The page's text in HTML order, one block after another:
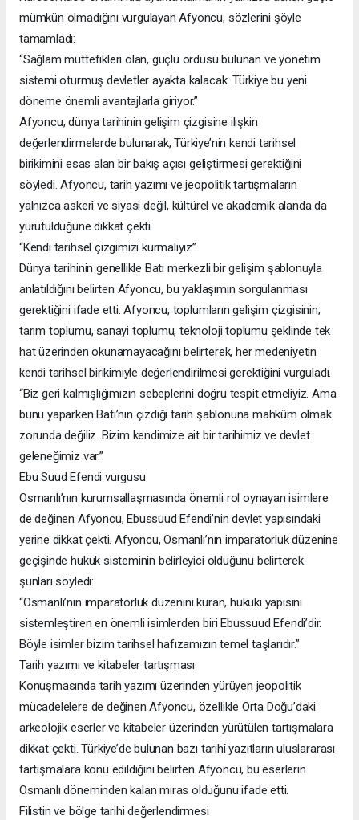
mümkün olmadığını vurgulayan Afyoncu, sözlerini şöyle
tamamladı:
“Sağlam müttefikleri olan, güçlü ordusu bulunan ve yönetim
sistemi oturmuş devletler ayakta kalacak. Türkiye bu yeni
döneme önemli avantajlarla giriyor.”
Afyoncu, dünya tarihinin gelişim çizgisine ilişkin
değerlendirmelerde bulunarak, Türkiye’nin kendi tarihsel
birikimini esas alan bir bakış açısı geliştirmesi gerektiğini
söyledi. Afyoncu, tarih yazımı ve jeopolitik tartışmaların
yalnızca askerî ve siyasi değil, kültürel ve akademik alanda da
yürütüldüğüne dikkat çekti.
“Kendi tarihsel çizgimizi kurmalıyız”
Dünya tarihinin genellikle Batı merkezli bir gelişim şablonuyla
anlatıldığını belirten Afyoncu, bu yaklaşımın sorgulanması
gerektiğini ifade etti. Afyoncu, toplumların gelişim çizgisinin;
tarım toplumu, sanayi toplumu, teknoloji toplumu şeklinde tek
hat üzerinden okunamayacağını belirterek, her medeniyetin
kendi tarihsel birikimiyle değerlendirilmesi gerektiğini vurguladı.
“Biz geri kalmışlığımızın sebeplerini doğru tespit etmeliyiz. Ama
bunu yaparken Batı’nın çizdiği tarih şablonuna mahkûm olmak
zorunda değiliz. Bizim kendimize ait bir tarihimiz ve devlet
geleneğimiz var.”
Ebu Suud Efendi vurgusu
Osmanlı’nın kurumsallaşmasında önemli rol oynayan isimlere
de değinen Afyoncu, Ebussuud Efendi’nin devlet yapısındaki
yerine dikkat çekti. Afyoncu, Osmanlı’nın imparatorluk düzenine
geçişinde hukuk sisteminin belirleyici olduğunu belirterek
şunları söyledi:
“Osmanlı’nın imparatorluk düzenini kuran, hukuki yapısını
sistemleştiren en önemli isimlerden biri Ebussuud Efendi’dir.
Böyle isimler bizim tarihsel hafızamızın temel taşlarıdır.”
Tarih yazımı ve kitabeler tartışması
Konuşmasında tarih yazımı üzerinden yürüyen jeopolitik
mücadelelere de değinen Afyoncu, özellikle Orta Doğu’daki
arkeolojik eserler ve kitabeler üzerinden yürütülen tartışmalara
dikkat çekti. Türkiye’de bulunan bazı tarihî yazıtların uluslararası
tartışmalara konu edildiğini belirten Afyoncu, bu eserlerin
Osmanlı döneminden kalan miras olduğunu ifade etti.
Filistin ve bölge tarihi değerlendirmesi